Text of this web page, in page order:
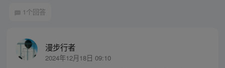
1个回答
漫步行者
2024年12月18日 09:10